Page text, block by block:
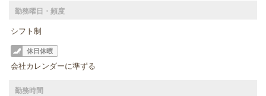
勤務曜日・頻度
シフト制
休日休暇
会社カレンダーに準ずる
勤務時間